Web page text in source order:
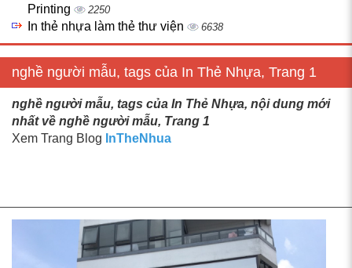
Printing
2250
In thẻ nhựa làm thẻ thư viện 6638
nghề người mẫu, tags của In Thẻ Nhựa, Trang 1
nghề người mẫu, tags của In Thẻ Nhựa, nội dung mới
nhất về nghề người mẫu, Trang 1
Xem Trang Blog InTheNhua